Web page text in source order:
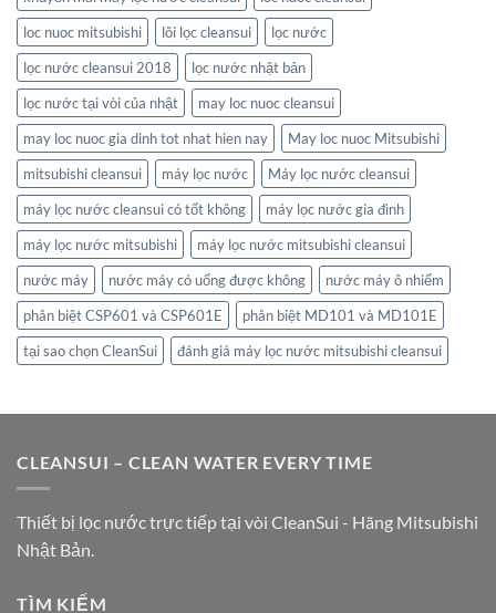
loc nuoc mitsubishi
lõi lọc cleansui
lọc nước
lọc nước cleansui 2018
lọc nước nhật bản
lọc nước tại vòi của nhật
may loc nuoc cleansui
may loc nuoc gia dinh tot nhat hien nay
May loc nuoc Mitsubishi
mitsubishi cleansui
máy lọc nước
Máy lọc nước cleansui
máy lọc nước cleansui có tốt không
máy lọc nước gia đình
máy lọc nước mitsubishi
máy lọc nước mitsubishi cleansui
nước máy
nước máy có uống được không
nước máy ô nhiểm
phân biệt CSP601 và CSP601E
phân biệt MD101 và MD101E
tại sao chọn CleanSui
đánh giá máy lọc nước mitsubishi cleansui
CLEANSUI – CLEAN WATER EVERY TIME
Thiết bị lọc nước trực tiếp tại vòi CleanSui - Hãng Mitsubishi
Nhật Bản.
TÌM KIẾM